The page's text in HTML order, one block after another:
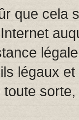
que cela
légaux